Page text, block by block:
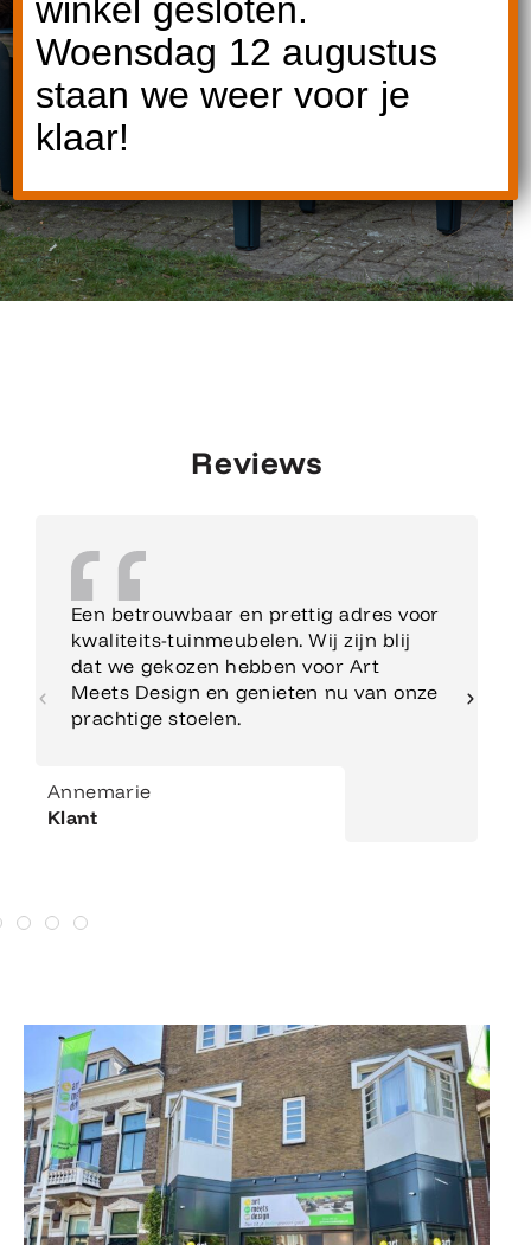
Reviews
Een betrouwbaar en prettig adres voor
kwaliteits-tuinmeubelen. Wij zijn blij
dat we gekozen hebben voor Art
Meets Design en genieten nu van onze
prachtige stoelen.
Annemarie
Klant
winkel gesloten.
Woensdag 12 augustus
staan we weer voor je
klaar!